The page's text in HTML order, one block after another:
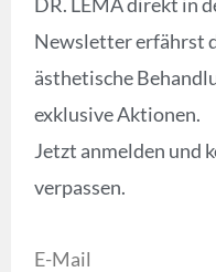
Newsletter erfährst
ästhetische
exklusive Aktionen.
Jetzt anmelden und
verpassen.
E-Mail